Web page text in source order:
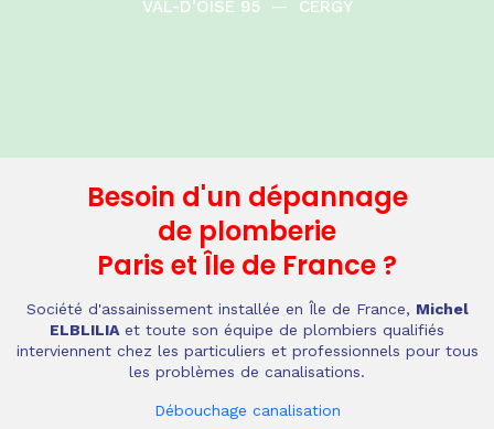
VAL-D’OISE 95
— CERGY
Besoin d'un dépannage
de plomberie
Paris et Île de France ?
Société d'assainissement installée en Île de France, Michel
ELBLILIA et toute son équipe de plombiers qualifiés
interviennent chez les particuliers et professionnels pour tous
les problèmes de canalisations.
Débouchage canalisation